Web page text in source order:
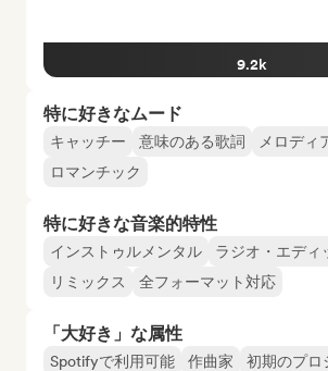
9.2k
特に好きなムード
キャッチー 意味のある歌詞
メロディ
ロマンチック
特に好きな音楽的特性
インストゥルメンタル
ラジオ・エディ
リミックス
全フォーマット対応
「大好き」な属性
Spotifyで利用可能 作曲家
初期のプロ